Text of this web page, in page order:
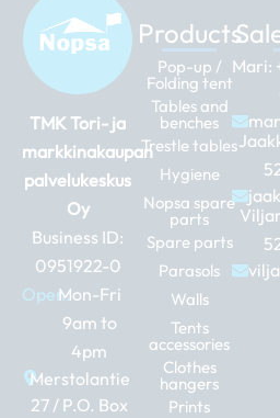
TMK Tori- ja
markkinakaupan
palvelukeskus
Oy
Business ID:
0951922-0
Open:Mon-Fri
9am to
4pm
Merstolantie
27 / P.O. Box
Products
Pop-up /
Folding tent
Tables and
benches
Trestle tables
Hygiene
Nopsa spare
parts
Spare parts
Parasols
Walls
Tents
accessories
Clothes
hangers
Prints
Mari: